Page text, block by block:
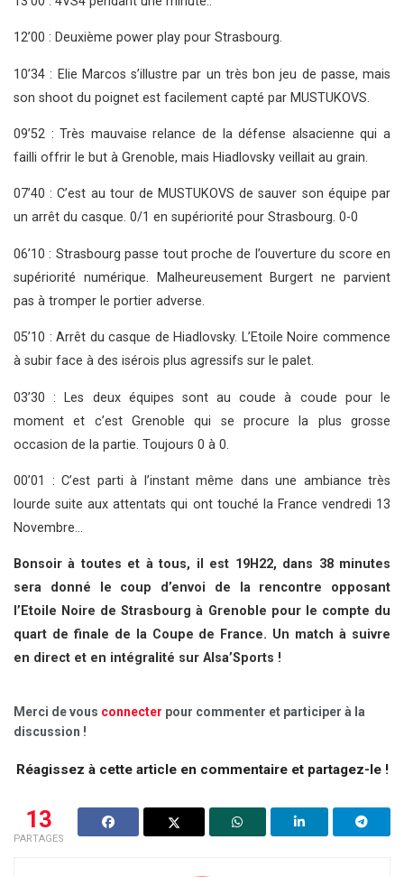
12’00 : Deuxième power play pour Strasbourg.
10’34 : Elie Marcos s’illustre par un très bon jeu de passe, mais
son shoot du poignet est facilement capté par MUSTUKOVS.
09’52 : Très mauvaise relance de la défense alsacienne qui a
failli offrir le but à Grenoble, mais Hiadlovsky veillait au grain.
07’40 : C’est au tour de MUSTUKOVS de sauver son équipe par
un arrêt du casque. 0/1 en supériorité pour Strasbourg. 0-0
06’10 : Strasbourg passe tout proche de l’ouverture du score en
supériorité numérique. Malheureusement Burgert ne parvient
pas à tromper le portier adverse.
05’10 : Arrêt du casque de Hiadlovsky. L’Etoile Noire commence
à subir face à des isérois plus agressifs sur le palet.
03’30 : Les deux équipes sont au coude à coude pour le
moment et c’est Grenoble qui se procure la plus grosse
occasion de la partie. Toujours 0 à 0.
00’01 : C’est parti à l’instant même dans une ambiance très
lourde suite aux attentats qui ont touché la France vendredi 13
Novembre…
Bonsoir à toutes et à tous, il est 19H22, dans 38 minutes
sera donné le coup d’envoi de la rencontre opposant
l’Etoile Noire de Strasbourg à Grenoble pour le compte du
quart de finale de la Coupe de France. Un match à suivre
en direct et en intégralité sur Alsa’Sports !
Merci de vous connecter pour commenter et participer à la
discussion !
Réagissez à cette article en commentaire et partagez-le !
13
PARTAGES